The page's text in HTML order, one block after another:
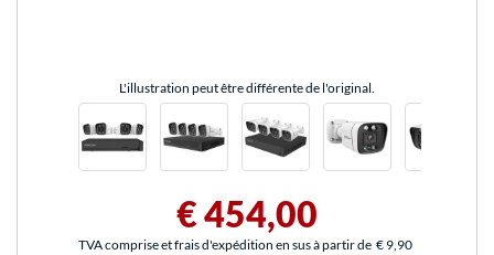
L'illustration peut être différente de l'original.
€ 454,00
TVA comprise et frais d'expédition en sus à partir de € 9,90